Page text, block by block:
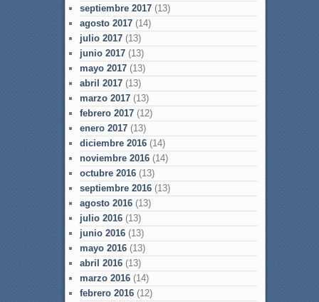
septiembre 2017(13)
agosto 2017(14)
julio 2017(13)
junio 2017(13)
mayo 2017(13)
abril 2017(13)
marzo 2017(13)
febrero 2017(12)
enero 2017(13)
diciembre 2016(14)
noviembre 2016(14)
octubre 2016(13)
septiembre 2016(13)
agosto 2016(13)
julio 2016(13)
junio 2016(13)
mayo 2016(13)
abril 2016(13)
marzo 2016(14)
febrero 2016(12)